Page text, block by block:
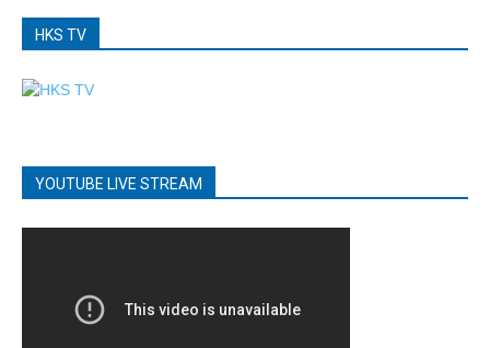
HKS TV
YOUTUBE LIVE STREAM